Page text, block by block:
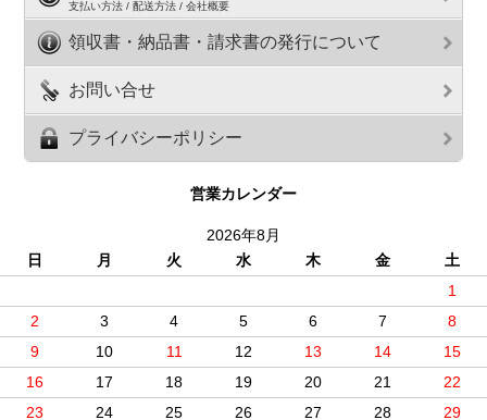
支払い方法 / 配送方法 / 会社概要
領収書・納品書・請求書の発行について
お問い合せ
プライバシーポリシー
営業カレンダー
2026年8月
日
月 火 水 木 金
土
1
2
3 4 5 6 7
8
9
10 11 12 13 14
15
16
17 18 19 20 21
22
23
24 25 26 27 28 29